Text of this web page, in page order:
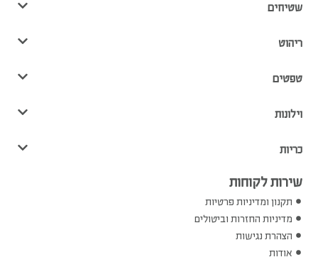
שטיחים
ריהוט
טפטים
וילונות
כריות
שירות לקוחות
תקנון ומדיניות פרטיות
מדיניות החזרות וביטולים
הצהרת נגישות
אודות